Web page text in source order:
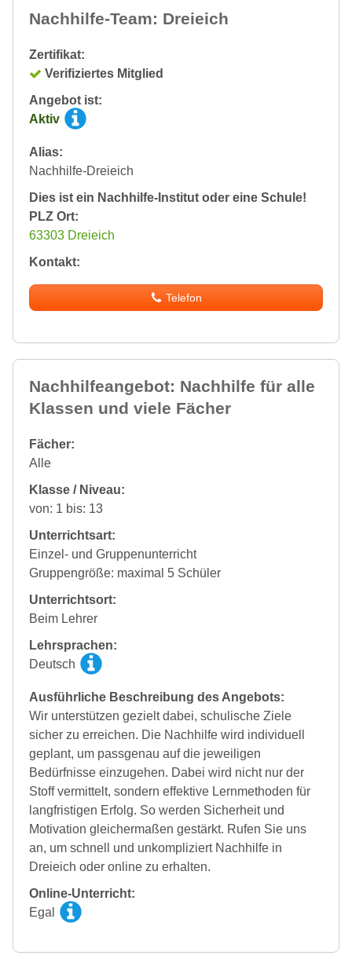
Nachhilfe-Team: Dreieich
Zertifikat:
Verifiziertes Mitglied
Angebot ist:
Aktiv
Alias:
Nachhilfe-Dreieich
Dies ist ein Nachhilfe-Institut oder eine Schule!
PLZ Ort:
63303 Dreieich
Kontakt:
Telefon
Nachhilfeangebot: Nachhilfe für alle
Klassen und viele Fächer
Fächer:
Alle
Klasse / Niveau:
von: 1 bis: 13
Unterrichtsart:
Einzel- und Gruppenunterricht
Gruppengröße: maximal 5 Schüler
Unterrichtsort:
Beim Lehrer
Lehrsprachen:
Deutsch
Ausführliche Beschreibung des Angebots:
Wir unterstützen gezielt dabei, schulische Ziele
sicher zu erreichen. Die Nachhilfe wird individuell
geplant, um passgenau auf die jeweiligen
Bedürfnisse einzugehen. Dabei wird nicht nur der
Stoff vermittelt, sondern effektive Lernmethoden für
langfristigen Erfolg. So werden Sicherheit und
Motivation gleichermaßen gestärkt. Rufen Sie uns
an, um schnell und unkompliziert Nachhilfe in
Dreieich oder online zu erhalten.
Online-Unterricht:
Egal